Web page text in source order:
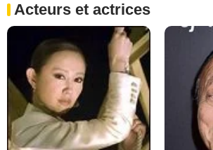
Acteurs et actrices